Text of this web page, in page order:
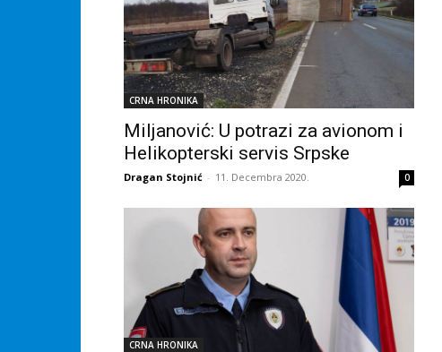
CRNA HRONIKA
Miljanović: U potrazi za avionom i
Helikopterski servis Srpske
Dragan Stojnić - 11. Decembra 2020. 0
CRNA HRONIKA